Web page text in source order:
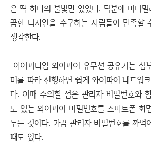
은 딱 하나의 불빛만 있었다. 덕분에 미니
끔한 디자인을 추구하는 사람들이 만족할
생각한다.
아이피타임 와이파이 유무선 공유기는 첨
미를 따라 진행하면 쉽게 와이파이 네트워
다. 이때 주의할 점은 관리자 비밀번호와
도 있는 와이파이 비밀번호를 스마트폰 화
두는 것이다. 가끔 관리자 비밀번호를 까먹
때도 있다.